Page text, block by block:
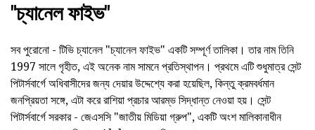
"চ্যানেল ফাইভ"
সব পুরোনো - টিভি চ্যানেল "চ্যানেল ফাইভ" একটি সম্পূর্ণ তালিকা। তার নাম তিনি
1997 সালে গৃহীত, এই অনেক নাম সামনে প্রতিস্থাপন। প্রথমে এটি শুধুমাত্র সেন্ট
পিটার্সবার্গে অধিবাসীদের জন্য দেয়ার উদ্দেশ্যে করা হয়েছিল, কিন্তু ক্রমবর্ধমান
জনপ্রিয়তা সঙ্গে, এটা করে রাশিয়া প্রচার আরম্ভ সিদ্ধান্ত নেওয়া হয়। সেন্ট
পিটার্সবার্গে সরকার - জেএসসি "জাতীয় মিডিয়া গ্রুপ", একটি অংশ মালিকানাধীন